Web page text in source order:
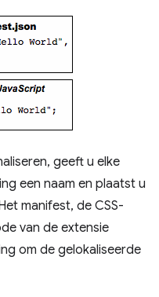
geeft u elke
een naam en plaatst u
manifest, de CSS-
van de extensie
om de gelokaliseerde